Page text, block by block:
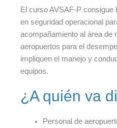
El curso AVSAF-P
en seguridad operacional
acompañamiento al área de
aeropuertos para el
impliquen el manejo y
equipos.
¿A quién va
Personal de